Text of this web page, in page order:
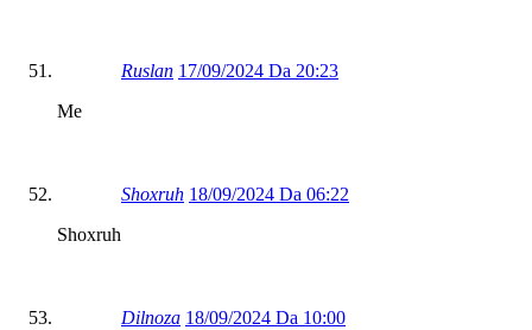
Ruslan 17/09/2024 Da 20:23
Me
Shoxruh 18/09/2024 Da 06:22
Shoxruh
Dilnoza 18/09/2024 Da 10:00